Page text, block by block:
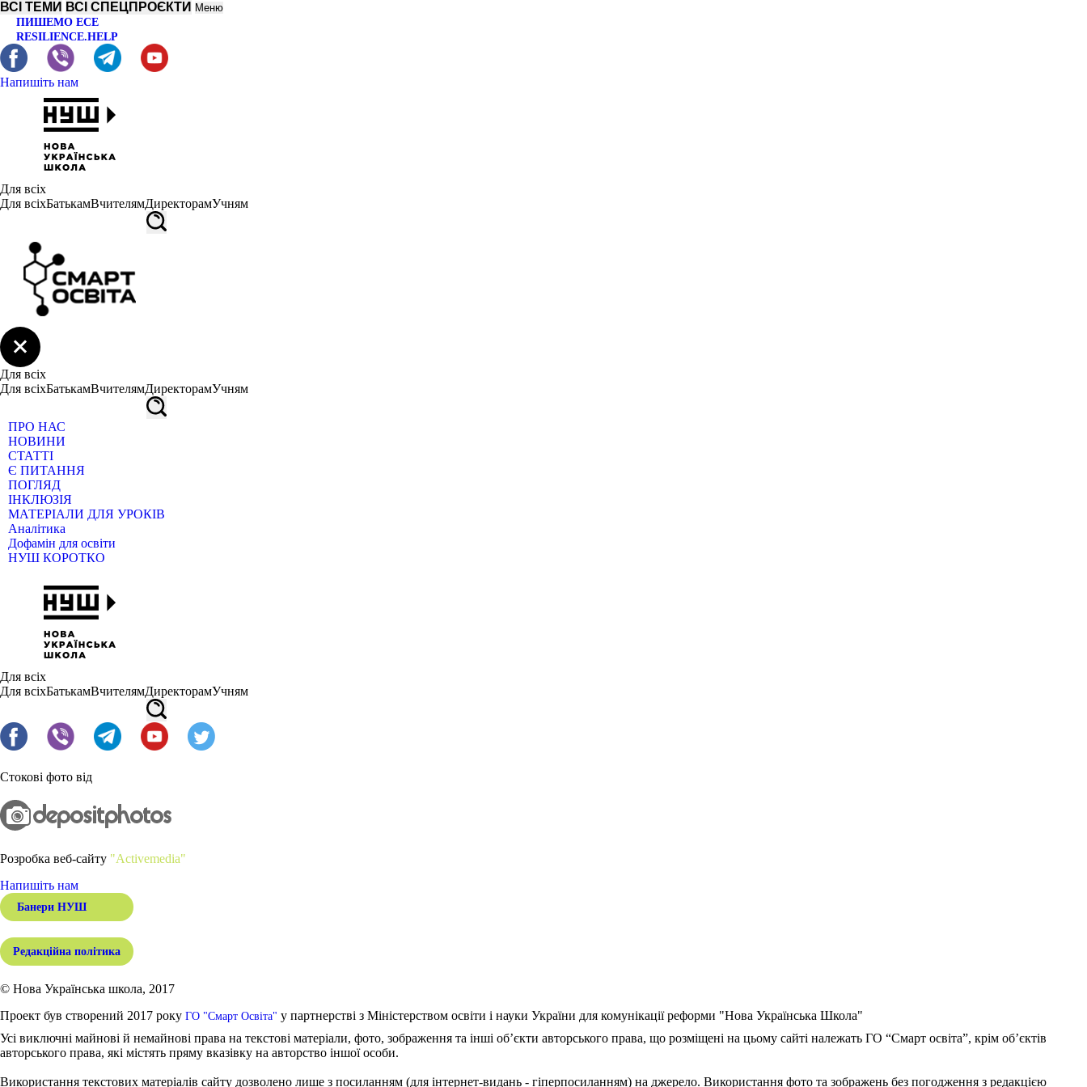
ВСІ ТЕМИ ВСІ СПЕЦПРОЄКТИ Меню
ПИШЕМО ЕСЕ
RESILIENCE.HELP
Напишіть нам
Для всіх
Для всіхБатькамВчителямДиректорамУчням
Для всіх
Для всіхБатькамВчителямДиректорамУчням
ПРО НАС
НОВИНИ
СТАТТІ
Є ПИТАННЯ
ПОГЛЯД
ІНКЛЮЗІЯ
МАТЕРІАЛИ ДЛЯ УРОКІВ
Аналітика
Дофамін для освіти
НУШ КОРОТКО
Для всіх
Для всіхБатькамВчителямДиректорамУчням
Стокові фото від
Розробка веб-сайту "Activemedia"
Напишіть нам
Банери НУШ
Редакційна політика
© Нова Українська школа, 2017
Проект був створений 2017 року ГО "Смарт Освіта" у партнерстві з Міністерством освіти і науки України для комунікації реформи "Нова Українська Школа"
Усі виключні майнові й немайнові права на текстові матеріали, фото, зображення та інші об’єкти авторського права, що розміщені на цьому сайті належать ГО “Смарт освіта”, крім об’єктів
авторського права, які містять пряму вказівку на авторство іншої особи.
Використання текстових матеріалів сайту дозволено лише з посиланням (для інтернет-видань - гіперпосиланням) на джерело. Використання фото та зображень без погодження з редакцією